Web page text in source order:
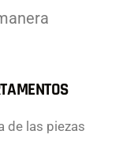
de las piezas